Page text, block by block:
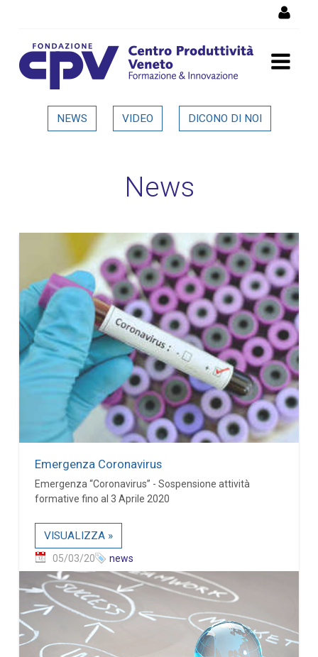
Dettaglio in evidenza
NEWS VIDEO DICONO DI NOI
News
Emergenza Coronavirus
Emergenza “Coronavirus” - Sospensione attività
formative fino al 3 Aprile 2020
VISUALIZZA »
05/03/20 news